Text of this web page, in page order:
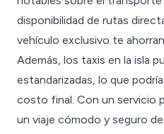
disponibilidad de rutas
vehículo exclusivo te
Además, los taxis en la isla
estandarizadas, lo que
costo final. Con un servicio
un viaje cómodo y seguro